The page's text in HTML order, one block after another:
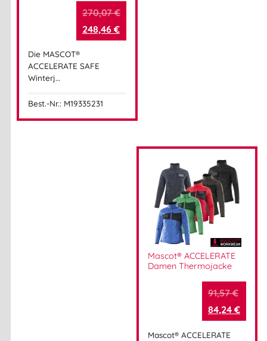
270,07€
248,46 €
Die MASCOT®
ACCELERATE SAFE
Winterj…
Best.-Nr.: M19335231
Mascot® ACCELERATE
Damen Thermojacke
91,57€
84,24 €
Mascot® ACCELERATE